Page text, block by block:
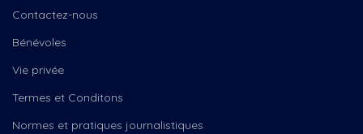
Deny Cloutier
Entraide au masculin...
Environnement
F2Country Band
Instinct canin
La boîte à chansons
La Féérie de Noël
La Tête dans les nuances
La veillée des Dufour
Contactez-nous
Bénévoles
Vie privée
Termes et Conditons
Normes et pratiques journalistiques